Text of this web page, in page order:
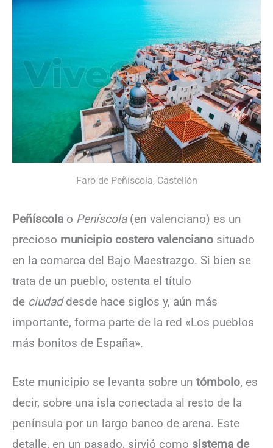
Faro de Peñíscola, Castellón
Peñíscola o Peníscola(en valenciano) es un
precioso municipio costero valenciano situado
en la comarca del Bajo Maestrazgo. Si bien se
trata de un pueblo, ostenta el título
de ciudaddesde hace siglos y, aún más
importante, forma parte de la red «Los pueblos
más bonitos de España».
Este municipio se levanta sobre un tómbolo, es
decir, sobre una isla conectada al resto de la
península por un largo banco de arena. Este
detalle, en un pasado, sirvió como sistema de